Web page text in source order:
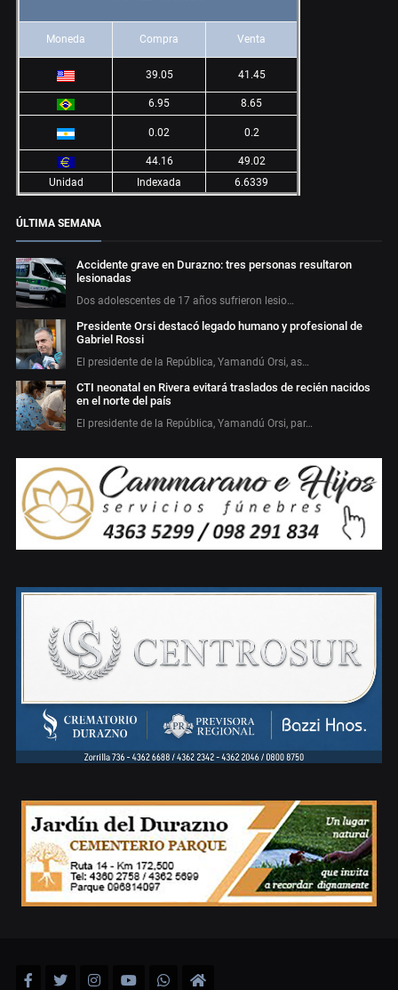
Moneda Compra Venta
39.05 41.45
6.95 8.65
0.02 0.2
44.16
49.02
Unidad
Indexada 6.6339
ÚLTIMA SEMANA
Accidente grave en Durazno: tres personas resultaron
lesionadas
Dos adolescentes de 17 años sufrieron lesio…
Presidente Orsi destacó legado humano y profesional de
Gabriel Rossi
El presidente de la República, Yamandú Orsi, as…
CTI neonatal en Rivera evitará traslados de recién nacidos
en el norte del país
El presidente de la República, Yamandú Orsi, par…